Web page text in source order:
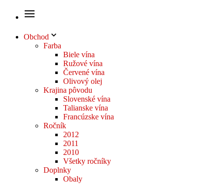
Obchod
Farba
Biele vína
Ružové vína
Červené vína
Olivový olej
Krajina pôvodu
Slovenské vína
Talianske vína
Francúzske vína
Ročník
2012
2011
2010
Všetky ročníky
Doplnky
Obaly